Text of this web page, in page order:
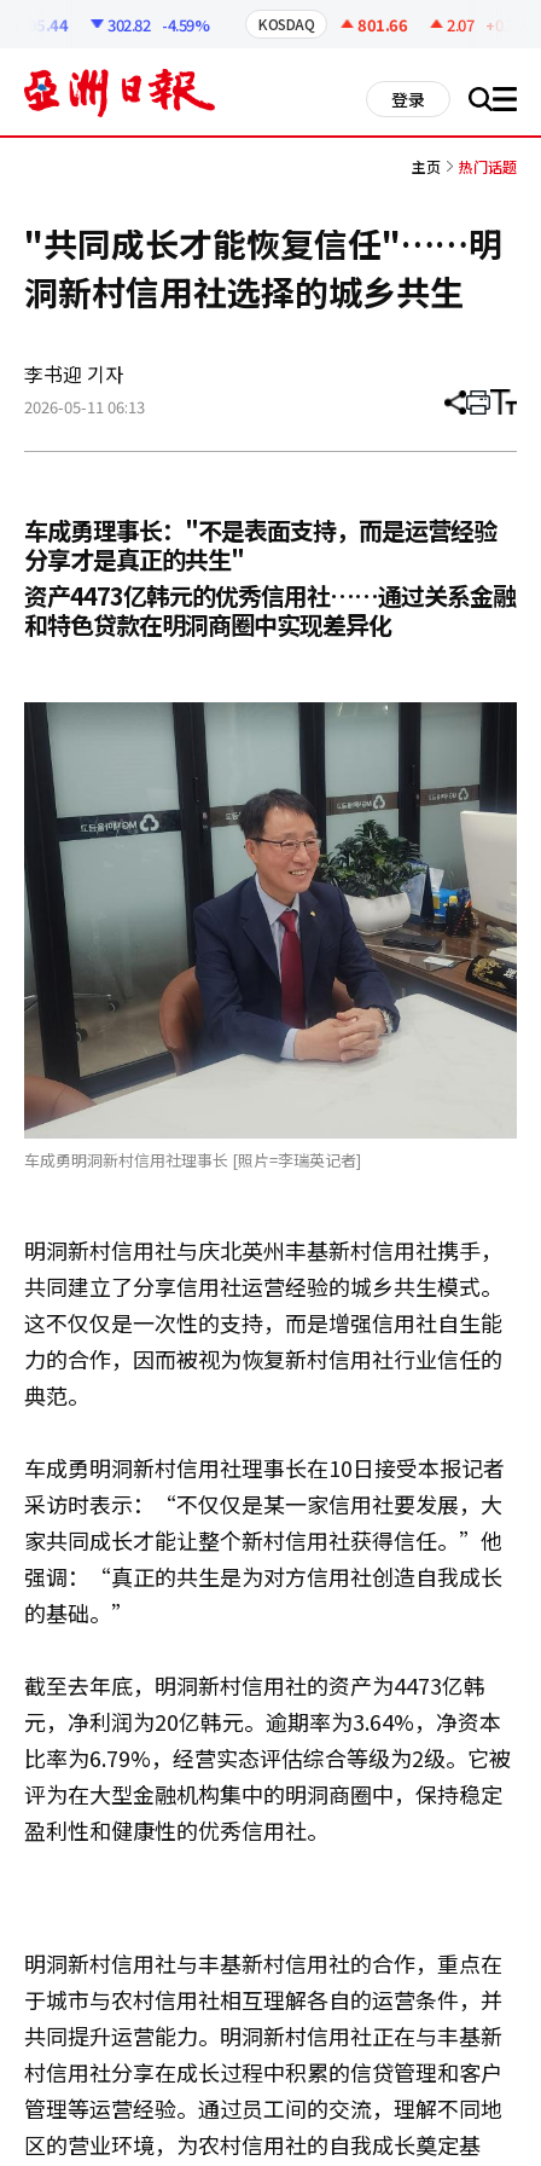
302.82 -4.59% KOSDAQ 801.66 2.07 +0.26%
登录 搜 all
主页 热门话题
"共同成长才能恢复信任"……明
洞新村信用社选择的城乡共生
李书迎 기자
2026-05-11 06:13 分
章
打 调
小
车成勇理事长："不是表面支持，而是运营经验
分享才是真正的共生"
资产4473亿韩元的优秀信用社……通过关系金融
和特色贷款在明洞商圈中实现差异化
车成勇明洞新村信用社理事长 [照片=李瑞英记者]
明洞新村信用社与庆北英州丰基新村信用社携手，
共同建立了分享信用社运营经验的城乡共生模式。
这不仅仅是一次性的支持，而是增强信用社自生能
力的合作，因而被视为恢复新村信用社行业信任的
典范。
车成勇明洞新村信用社理事长在10日接受本报记者
采访时表示：“不仅仅是某一家信用社要发展，大
家共同成长才能让整个新村信用社获得信任。”他
强调：“真正的共生是为对方信用社创造自我成长
的基础。”
截至去年底，明洞新村信用社的资产为4473亿韩
元，净利润为20亿韩元。逾期率为3.64%，净资本
比率为6.79%，经营实态评估综合等级为2级。它被
评为在大型金融机构集中的明洞商圈中，保持稳定
盈利性和健康性的优秀信用社。
明洞新村信用社与丰基新村信用社的合作，重点在
于城市与农村信用社相互理解各自的运营条件，并
共同提升运营能力。明洞新村信用社正在与丰基新
村信用社分享在成长过程中积累的信贷管理和客户
管理等运营经验。通过员工间的交流，理解不同地
区的营业环境，为农村信用社的自我成长奠定基